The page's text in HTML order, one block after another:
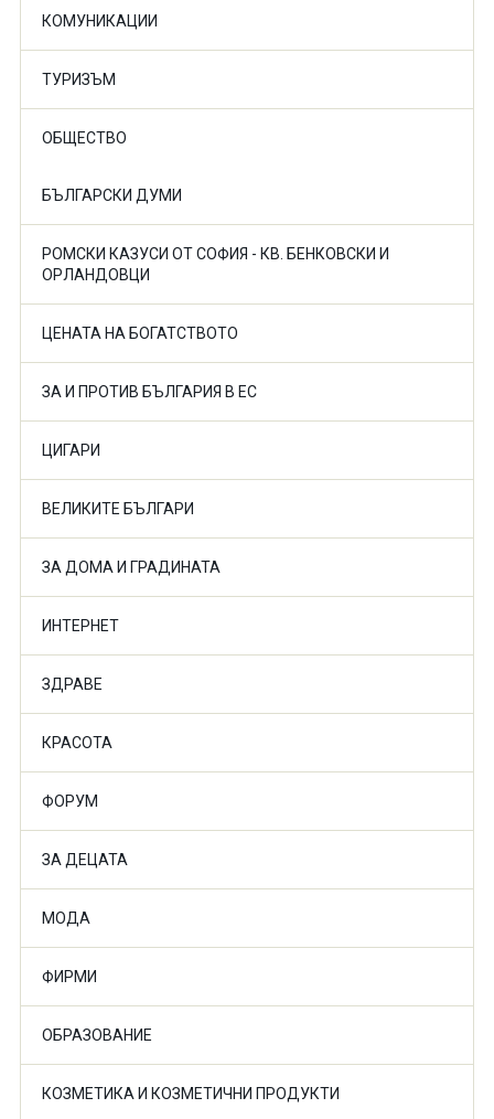
КОМУНИКАЦИИ
ТУРИЗЪМ
ОБЩЕСТВО
БЪЛГАРСКИ ДУМИ
РОМСКИ КАЗУСИ ОТ СОФИЯ - КВ. БЕНКОВСКИ И
ОРЛАНДОВЦИ
ЦЕНАТА НА БОГАТСТВОТО
ЗА И ПРОТИВ БЪЛГАРИЯ В ЕС
ЦИГАРИ
ВЕЛИКИТЕ БЪЛГАРИ
ЗА ДОМА И ГРАДИНАТА
ИНТЕРНЕТ
ЗДРАВЕ
КРАСОТА
ФОРУМ
ЗА ДЕЦАТА
МОДА
ФИРМИ
ОБРАЗОВАНИЕ
КОЗМЕТИКА И КОЗМЕТИЧНИ ПРОДУКТИ